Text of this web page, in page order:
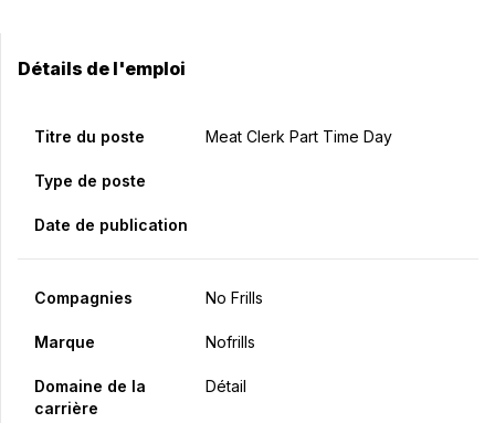
Détails de l'emploi
Titre du poste Meat Clerk Part Time Day
Type de poste
Date de publication
Compagnies No Frills
Marque Nofrills
Domaine de la
carrière
Détail